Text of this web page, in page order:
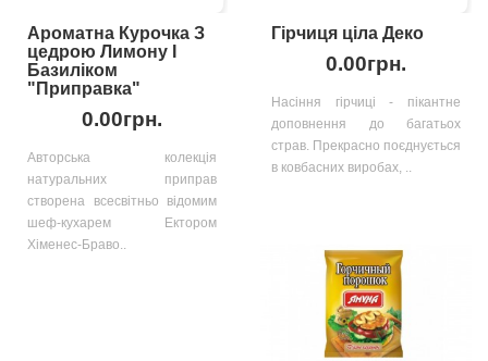
Ароматна Курочка З
цедрою Лимону І
Базиліком
"Приправка"
0.00грн.
Авторська колекція
натуральних приправ
створена всесвітньо відомим
шеф-кухарем Ектором
Хіменес-Браво..
Гірчиця ціла Деко
0.00грн.
Насіння гірчиці - пікантне
доповнення до багатьох
страв. Прекрасно поєднується
в ковбасних виробах, ..